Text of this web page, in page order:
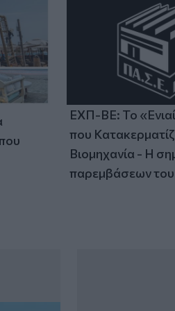
ΕΧΠ-ΒΕ: Το
που
Βιομηχανία - Η
παρεμβάσεων